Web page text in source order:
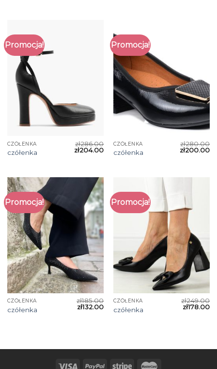
Promocja!
CZÓŁENKA
czółenka
zł286.00
zł204.00
Promocja!
CZÓŁENKA
czółenka
zł280.00
zł200.00
Promocja!
CZÓŁENKA
czółenka
zł185.00
zł132.00
Promocja!
CZÓŁENKA
czółenka
zł249.00
zł178.00